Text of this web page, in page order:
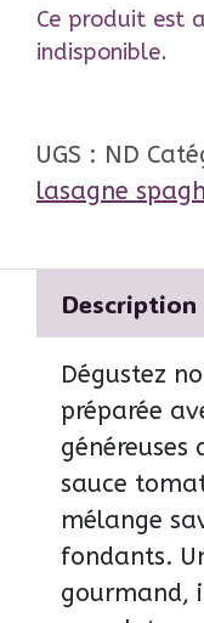
Ce produit est
indisponible.
UGS : ND
lasagne
Description
Dégustez
préparée
généreuses
sauce
mélange
fondants.
gourmand,